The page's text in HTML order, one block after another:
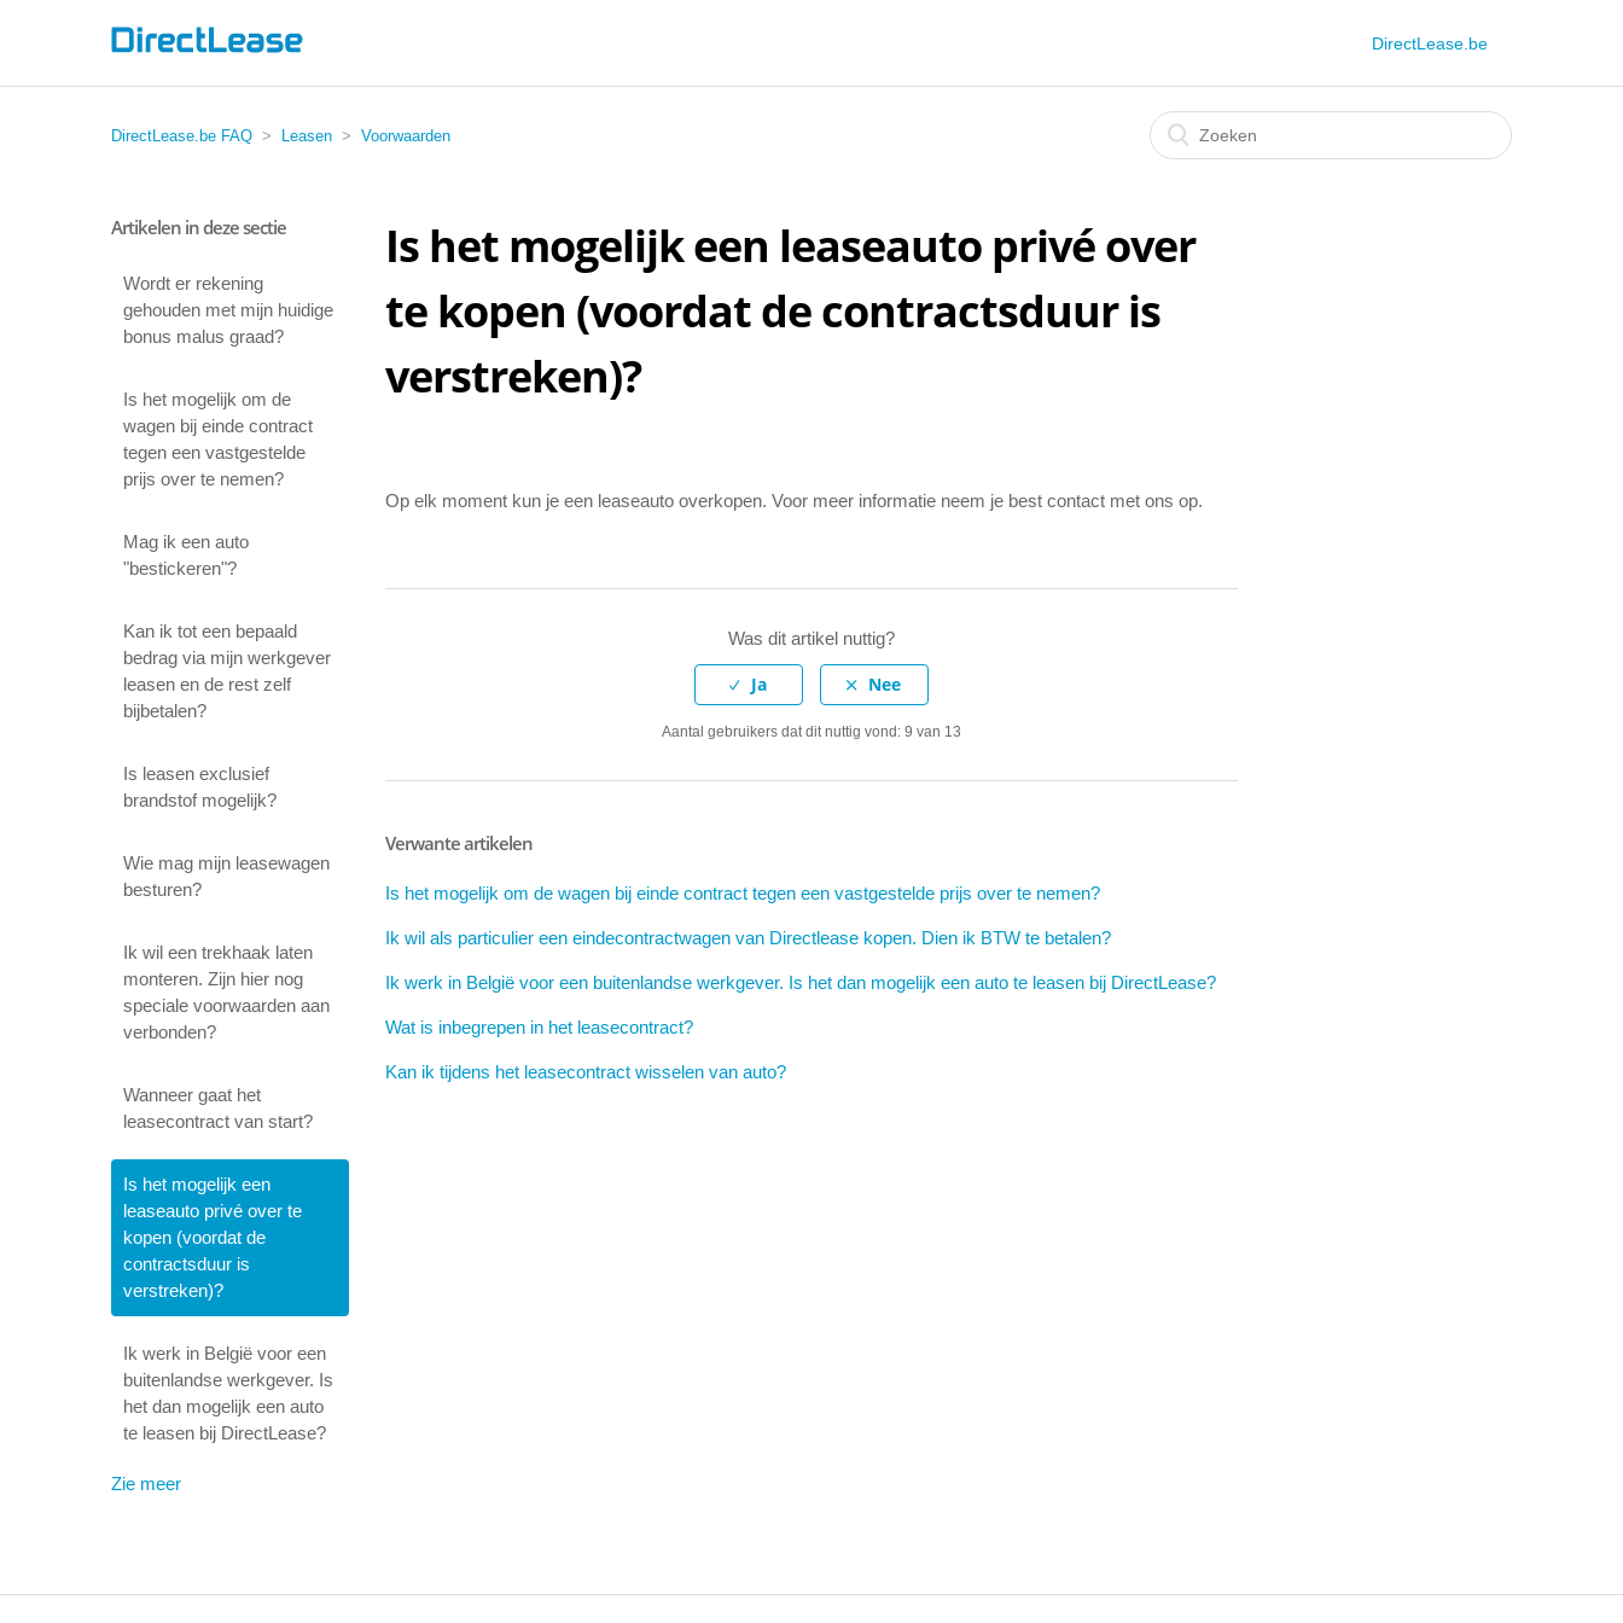
DirectLease.be
DirectLease.be FAQ Leasen Voorwaarden
Artikelen in deze sectie
Wordt er rekening
gehouden met mijn huidige
bonus malus graad?
Is het mogelijk om de
wagen bij einde contract
tegen een vastgestelde
prijs over te nemen?
Mag ik een auto
"bestickeren"?
Kan ik tot een bepaald
bedrag via mijn werkgever
leasen en de rest zelf
bijbetalen?
Is leasen exclusief
brandstof mogelijk?
Wie mag mijn leasewagen
besturen?
Ik wil een trekhaak laten
monteren. Zijn hier nog
speciale voorwaarden aan
verbonden?
Wanneer gaat het
leasecontract van start?
Is het mogelijk een
leaseauto privé over te
kopen (voordat de
contractsduur is
verstreken)?
Ik werk in België voor een
buitenlandse werkgever. Is
het dan mogelijk een auto
te leasen bij DirectLease?
Zie meer
Is het mogelijk een leaseauto privé over
te kopen (voordat de contractsduur is
verstreken)?
Op elk moment kun je een leaseauto overkopen. Voor meer informatie neem je best contact met ons op.
Was dit artikel nuttig?
Aantal gebruikers dat dit nuttig vond: 9 van 13
Verwante artikelen
Is het mogelijk om de wagen bij einde contract tegen een vastgestelde prijs over te nemen?
Ik wil als particulier een eindecontractwagen van Directlease kopen. Dien ik BTW te betalen?
Ik werk in België voor een buitenlandse werkgever. Is het dan mogelijk een auto te leasen bij DirectLease?
Wat is inbegrepen in het leasecontract?
Kan ik tijdens het leasecontract wisselen van auto?